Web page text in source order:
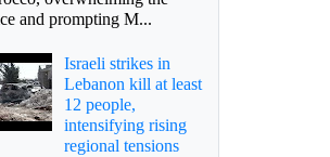
and prompting M...
Israeli strikes in
Lebanon kill at least
12 people,
intensifying rising
regional tensions